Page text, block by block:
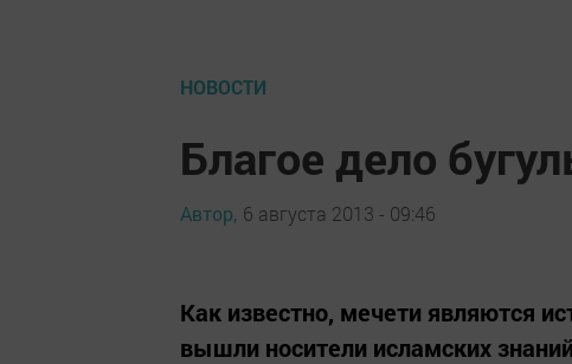
НОВОСТИ
Благое дело
Автор, 6 августа 2013 - 09:46
Как известно, мечети являются
вышли носители исламских